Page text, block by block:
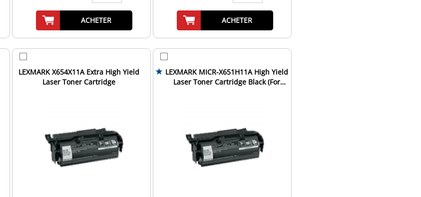
ACHETER ACHETER
LEXMARK X654X11A Extra High Yield
Laser Toner Cartridge
LEXMARK MICR-X651H11A High Yield
Laser Toner Cartridge Black (For